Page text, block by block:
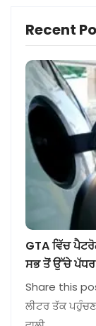
Recent
GTA ਵਿੱਚ
ਸਭ ਤੋਂ ਉੱਚੇ
Share this
ਲੀਟਰ ਤੱਕ